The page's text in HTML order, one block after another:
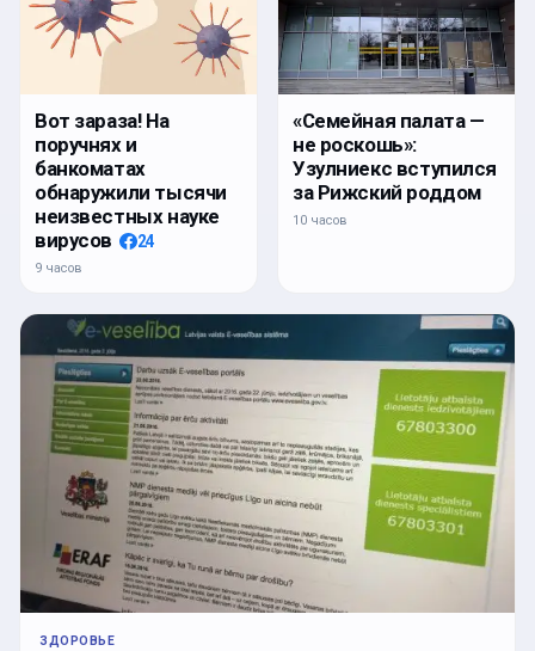
Вот зараза! На
поручнях и
банкоматах
обнаружили тысячи
неизвестных науке
вирусов
24
9 часов
«Семейная палата —
не роскошь»:
Узулниекс вступился
за Рижский роддом
10 часов
ЗДОРОВЬЕ